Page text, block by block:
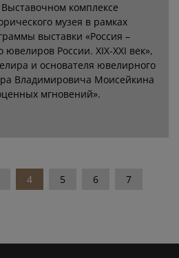
комплексе
музея в рамках
выставки «Россия –
России. XIX-XXI век»,
и основателя ювелирного
Владимировича Моисейкина
мгновений».
4 5 6
7